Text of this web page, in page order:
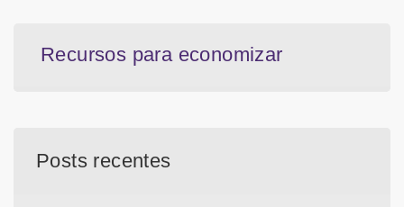
Recursos para economizar
Posts recentes